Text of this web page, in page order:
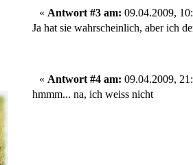
« Antwort #3 am: 09.04.2009,
Ja hat sie wahrscheinlich, aber ich
« Antwort #4 am: 09.04.2009,
hmmm... na, ich weiss nicht